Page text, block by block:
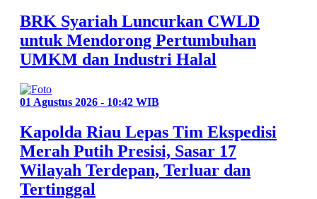
BRK Syariah Luncurkan CWLD
untuk Mendorong Pertumbuhan
UMKM dan Industri Halal
01 Agustus 2026 - 10:42 WIB
Kapolda Riau Lepas Tim Ekspedisi
Merah Putih Presisi, Sasar 17
Wilayah Terdepan, Terluar dan
Tertinggal